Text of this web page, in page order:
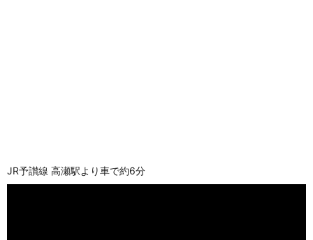
JR予讃線 高瀬駅より車で約6分